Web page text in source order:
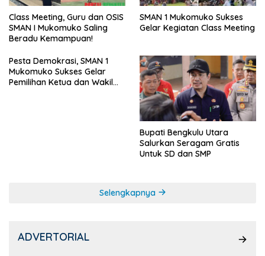
Class Meeting, Guru dan OSIS
SMAN I Mukomuko Saling
Beradu Kemampuan!
SMAN 1 Mukomuko Sukses
Gelar Kegiatan Class Meeting
Pesta Demokrasi, SMAN 1
Mukomuko Sukses Gelar
Pemilihan Ketua dan Wakil
Bupati Bengkulu Utara
Salurkan Seragam Gratis
Untuk SD dan SMP
Selengkapnya
ADVERTORIAL